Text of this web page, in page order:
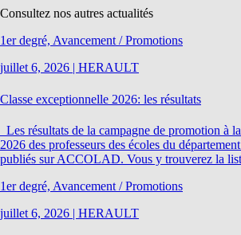
Consultez nos autres actualités
1er degré, Avancement / Promotions
juillet 6, 2026 | HERAULT
Classe exceptionnelle 2026: les résultats
Les résultats de la campagne de promotion à
2026 des professeurs des écoles du
publiés sur ACCOLAD. Vous y trouverez la
1er degré, Avancement / Promotions
juillet 6, 2026 | HERAULT